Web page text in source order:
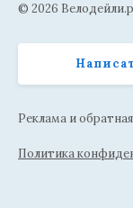
© 2026
Реклама и обратная
Политика